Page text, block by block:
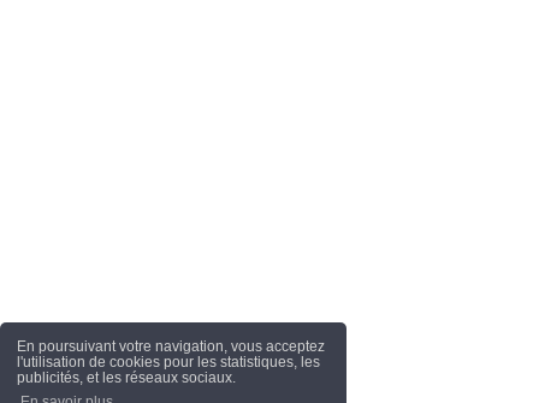
En poursuivant votre navigation, vous acceptez
l'utilisation de cookies pour les statistiques, les
publicités, et les réseaux sociaux.